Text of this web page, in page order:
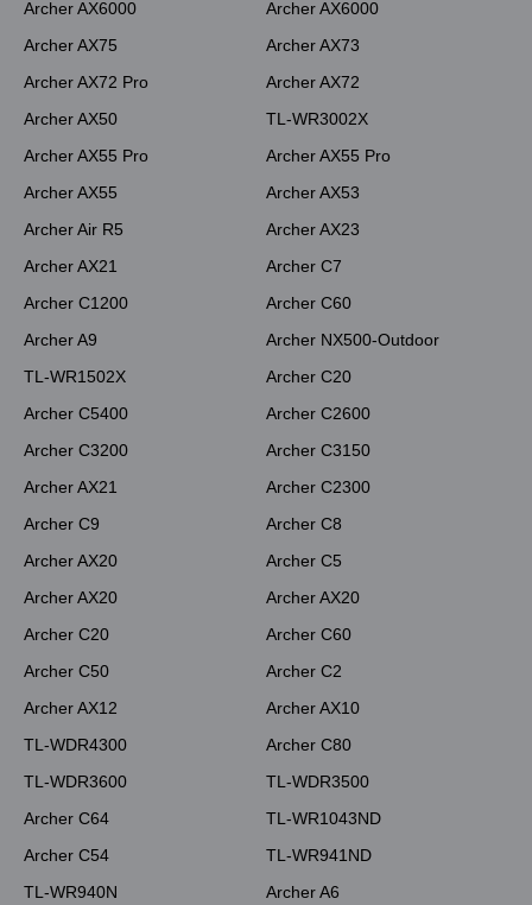
Archer AX6000
Archer AX6000
Archer AX75
Archer AX73
Archer AX72 Pro
Archer AX72
Archer AX50
TL-WR3002X
Archer AX55 Pro
Archer AX55 Pro
Archer AX55
Archer AX53
Archer Air R5
Archer AX23
Archer AX21
Archer C7
Archer C1200
Archer C60
Archer A9
Archer NX500-Outdoor
TL-WR1502X
Archer C20
Archer C5400
Archer C2600
Archer C3200
Archer C3150
Archer AX21
Archer C2300
Archer C9
Archer C8
Archer AX20
Archer C5
Archer AX20
Archer AX20
Archer C20
Archer C60
Archer C50
Archer C2
Archer AX12
Archer AX10
TL-WDR4300
Archer C80
TL-WDR3600
TL-WDR3500
Archer C64
TL-WR1043ND
Archer C54
TL-WR941ND
TL-WR940N
Archer A6